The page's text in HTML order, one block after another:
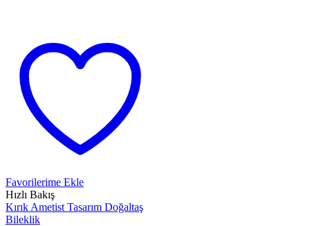
Favorilerime Ekle
Hızlı Bakış
Kırık Ametist Tasarım Doğaltaş
Bileklik